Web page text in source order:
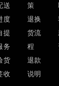
送
度
提
务
货
收
策
退换
货流
程
退款
说明